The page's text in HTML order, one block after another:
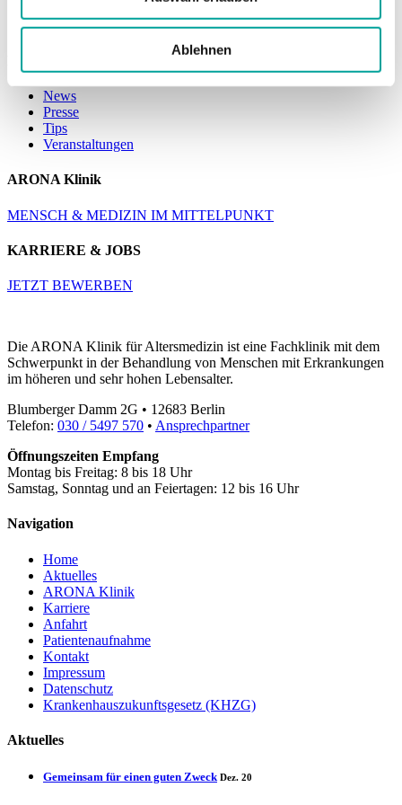
Ablehnen
ARONA Familienfest 2024
News
Presse
Tips
Veranstaltungen
ARONA Klinik
MENSCH & MEDIZIN IM MITTELPUNKT
KARRIERE & JOBS
JETZT BEWERBEN
Die ARONA Klinik für Altersmedizin ist eine Fachklinik mit dem
Schwerpunkt in der Behandlung von Menschen mit Erkrankungen
im höheren und sehr hohen Lebensalter.
Blumberger Damm 2G • 12683 Berlin
Telefon: 030 / 5497 570 • Ansprechpartner
Öffnungszeiten Empfang
Montag bis Freitag: 8 bis 18 Uhr
Samstag, Sonntag und an Feiertagen: 12 bis 16 Uhr
Navigation
Home
Aktuelles
ARONA Klinik
Karriere
Anfahrt
Patientenaufnahme
Kontakt
Impressum
Datenschutz
Krankenhauszukunftsgesetz (KHZG)
Aktuelles
Gemeinsam für einen guten Zweck Dez. 20